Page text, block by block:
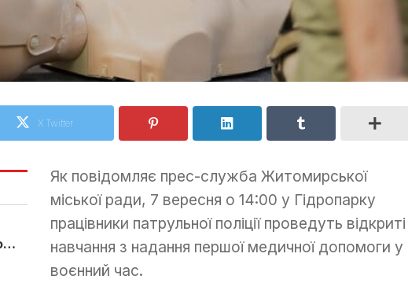
X Twitter
Як повідомляє прес-служба Житомирської
міської ради, 7 вересня о 14:00 у Гідропарку
працівники патрульної поліції проведуть відкриті
навчання з надання першої медичної допомоги у
воєнний час.